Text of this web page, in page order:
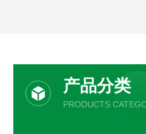
产品分类
PRODUCTS